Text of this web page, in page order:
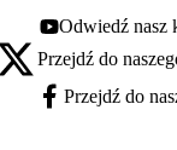
Youtube - otwiera się
Odwiedź nasz
X - otwiera się w nowej karcie
Przejdź do
Facebook - otwiera się
Przejdź do